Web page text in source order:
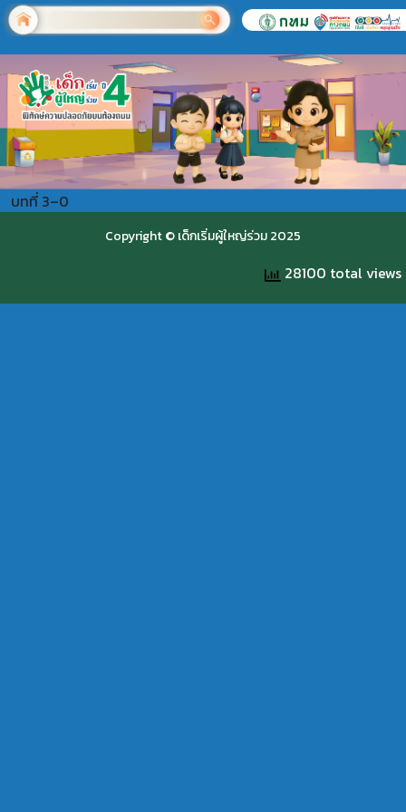
บทที่ 3–0
Copyright © เด็กเริ่มผู้ใหญ่ร่วม 2025
28100 total views